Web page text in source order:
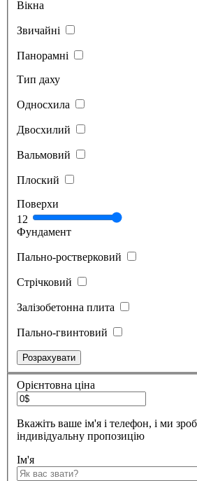
Вікна
Звичайні
Панорамні
Тип даху
Односхила
Двосхилий
Вальмовий
Плоский
Поверхи
1 2
Фундамент
Пально-ростверковий
Стрічковий
Залізобетонна плита
Пально-гвинтовий
Орієнтовна ціна
Вкажіть ваше ім'я і телефон, і ми
індивідуальну пропозицію
Ім'я